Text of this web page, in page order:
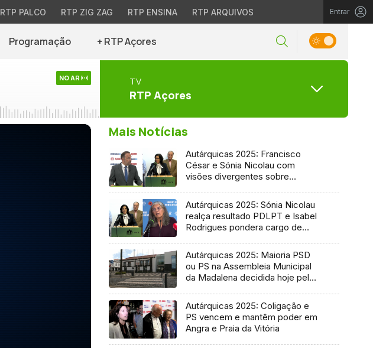
RTP PALCO RTP ZIG ZAG RTP ENSINA RTP ARQUIVOS Entrar
Programação + RTP Açores
NO AR TV
RTP Açores
Mais Notícias
Autárquicas 2025: Francisco
César e Sónia Nicolau com
visões divergentes sobre
Autárquicas 2025: Sónia Nicolau
realça resultado PDLPT e Isabel
Rodrigues pondera cargo de
Autárquicas 2025: Maioria PSD
ou PS na Assembleia Municipal
da Madalena decidida hoje pelo
Autárquicas 2025: Coligação e
PS vencem e mantêm poder em
Angra e Praia da Vitória